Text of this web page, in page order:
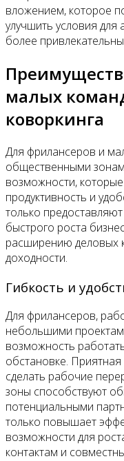
вложением, которое
улучшить условия для
более
малых
коворкинга
Для фрилансеров и
общественными
возможности,
продуктивность и
только
быстрого роста
расширению деловых
доходности.
Гибкость и
Для фрилансеров,
небольшими
возможность
обстановке.
сделать рабочие
зоны способствуют
потенциальными
только повышает
возможности для
контактам и